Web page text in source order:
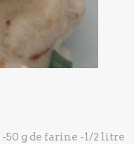
-50 g de farine -1/2 litre